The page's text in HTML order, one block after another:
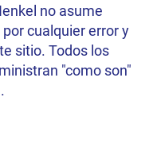
no asume
cualquier error y
sitio. Todos los
"como son"